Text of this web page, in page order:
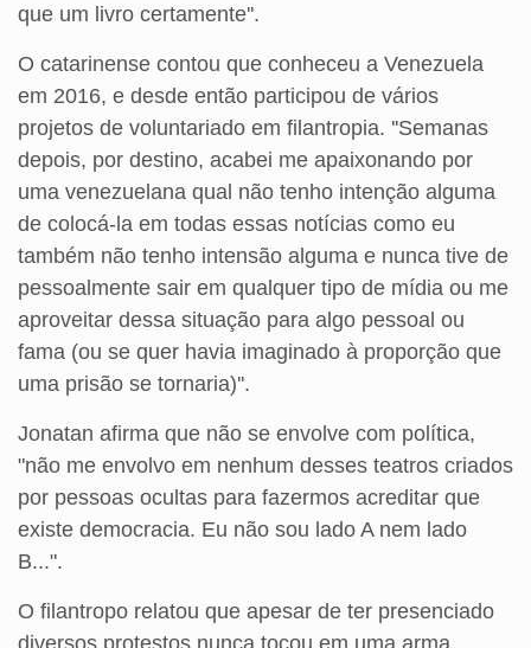
que um livro certamente''.
O catarinense contou que conheceu a Venezuela
em 2016, e desde então participou de vários
projetos de voluntariado em filantropia. ''Semanas
depois, por destino, acabei me apaixonando por
uma venezuelana qual não tenho intenção alguma
de colocá-la em todas essas notícias como eu
também não tenho intensão alguma e nunca tive de
pessoalmente sair em qualquer tipo de mídia ou me
aproveitar dessa situação para algo pessoal ou
fama (ou se quer havia imaginado à proporção que
uma prisão se tornaria)''.
Jonatan afirma que não se envolve com política,
"não me envolvo em nenhum desses teatros criados
por pessoas ocultas para fazermos acreditar que
existe democracia. Eu não sou lado A nem lado
B...".
O filantropo relatou que apesar de ter presenciado